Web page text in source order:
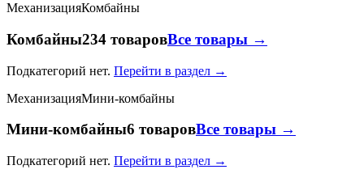
МеханизацияКомбайны
Комбайны234 товаровВсе товары →
Подкатегорий нет. Перейти в раздел →
МеханизацияМини-комбайны
Мини-комбайны6 товаровВсе товары →
Подкатегорий нет. Перейти в раздел →